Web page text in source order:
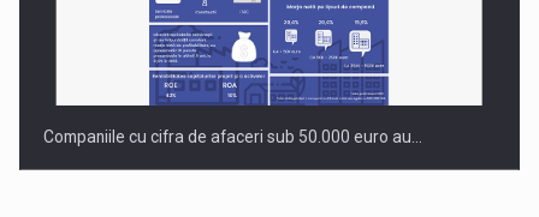
Companiile cu cifra de afaceri sub 50.000 euro au…